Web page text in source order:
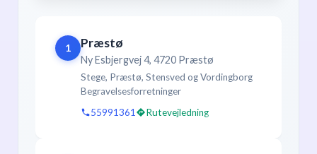
1 Præstø
Ny Esbjergvej 4, 4720 Præstø
Stege, Præstø, Stensved og Vordingborg
Begravelsesforretninger
55991361
Rutevejledning